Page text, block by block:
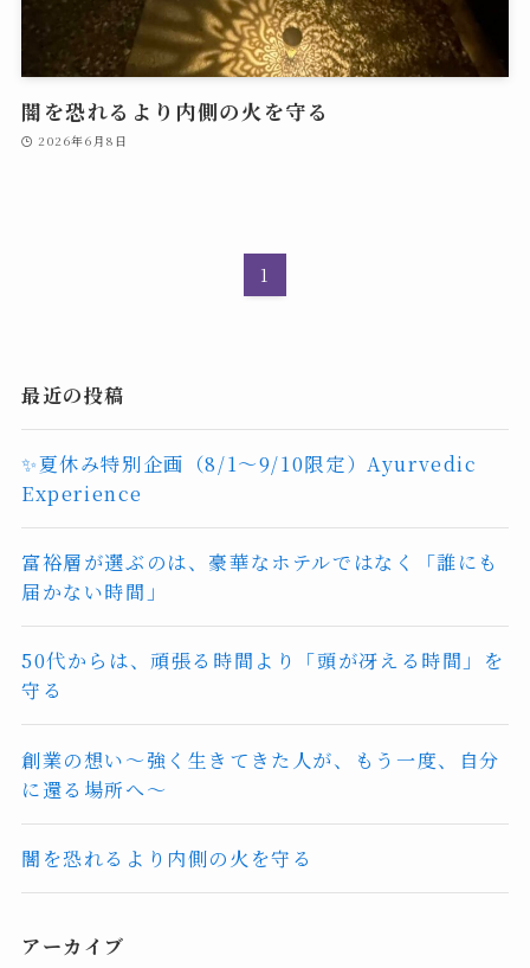
闇を恐れるより内側の火を守る
2026年6月8日
1
最近の投稿
✨夏休み特別企画（8/1〜9/10限定）Ayurvedic
Experience
富裕層が選ぶのは、豪華なホテルではなく「誰にも
届かない時間」
50代からは、頑張る時間より「頭が冴える時間」を
守る
創業の想い〜強く生きてきた人が、もう一度、自分
に還る場所へ〜
闇を恐れるより内側の火を守る
アーカイブ